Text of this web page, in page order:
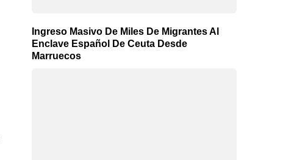
Ingreso Masivo De Miles De Migrantes Al
Enclave Español De Ceuta Desde
Marruecos